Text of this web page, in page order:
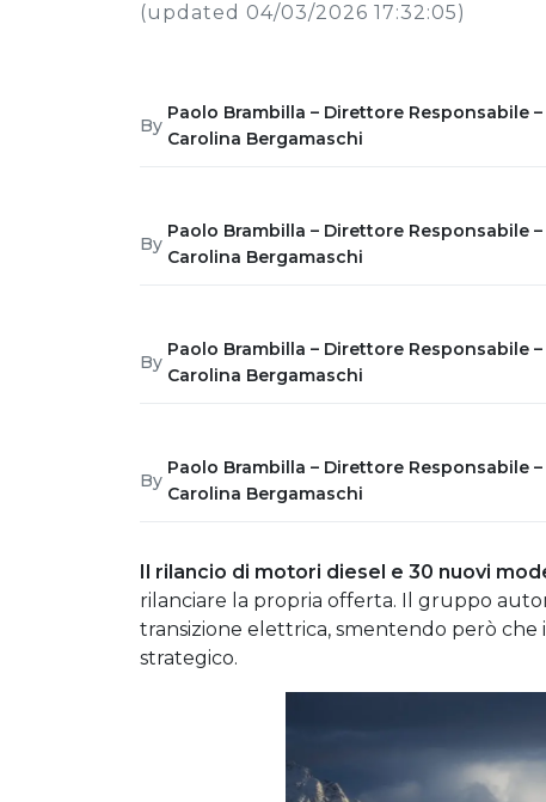
(updated 04/03/2026 17:32:05)
By
Paolo Brambilla – Direttore Responsabile
Carolina Bergamaschi
By
Paolo Brambilla – Direttore Responsabile
Carolina Bergamaschi
By
Paolo Brambilla – Direttore Responsabile
Carolina Bergamaschi
By
Paolo Brambilla – Direttore Responsabile
Carolina Bergamaschi
Il rilancio di motori diesel e 30 nuovi
rilanciare la propria offerta. Il gruppo
transizione elettrica, smentendo però
strategico.